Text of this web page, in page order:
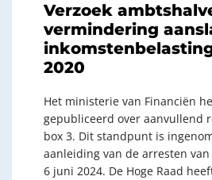
Verzoek
vermindering
2020
Het ministerie van Financiën
gepubliceerd over aanvullend
box 3. Dit standpunt is
aanleiding van de arresten van
6 juni 2024. De Hoge Raad